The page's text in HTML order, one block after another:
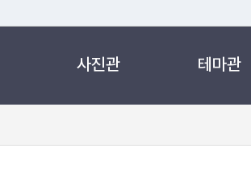
사진관 테마관